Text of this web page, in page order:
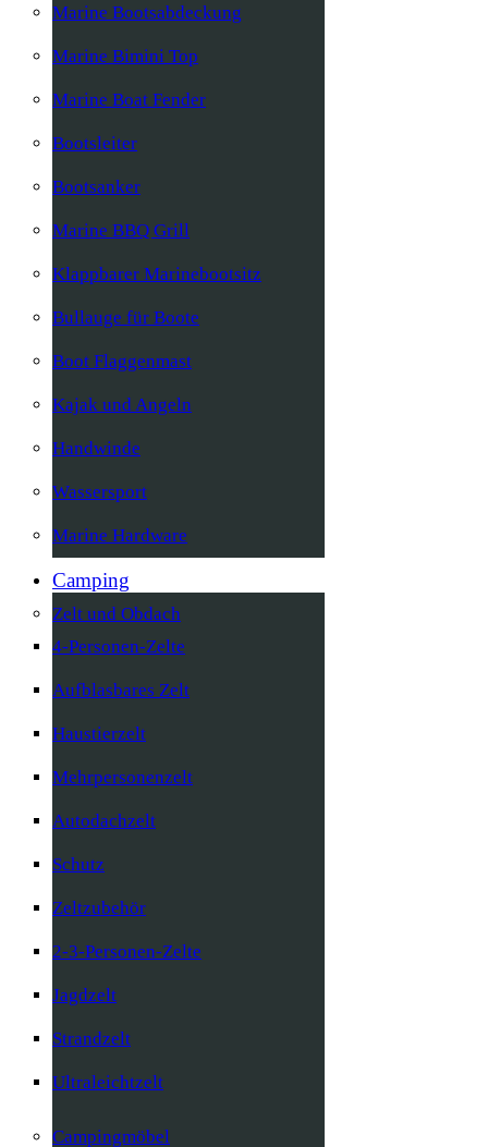
Marine Bootsabdeckung
Marine Bimini Top
Marine Boat Fender
Bootsleiter
Bootsanker
Marine BBQ Grill
Klappbarer Marinebootsitz
Bullauge für Boote
Boot Flaggenmast
Kajak und Angeln
Handwinde
Wassersport
Marine Hardware
Camping
Zelt und Obdach
4-Personen-Zelte
Aufblasbares Zelt
Haustierzelt
Mehrpersonenzelt
Autodachzelt
Schutz
Zeltzubehör
2-3-Personen-Zelte
Jagdzelt
Strandzelt
Ultraleichtzelt
Campingmöbel